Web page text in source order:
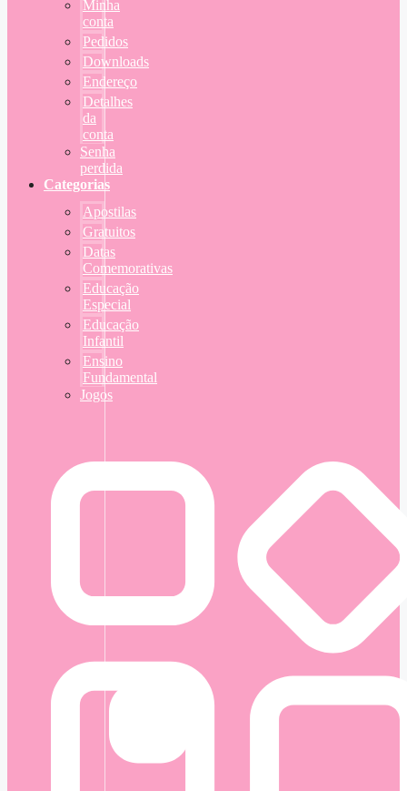
Minha
conta
Pedidos
Downloads
Endereço
Detalhes
da
conta
Senha
perdida
Categorias
Apostilas
Gratuitos
Datas
Comemorativas
Educação
Especial
Educação
Infantil
Ensino
Fundamental
Jogos